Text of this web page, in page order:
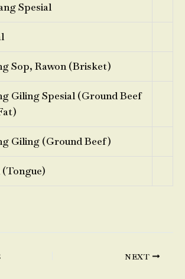
Spesial
Sop, Rawon (Brisket)
Giling Spesial (Ground Beef
Giling (Ground Beef)
NEXT